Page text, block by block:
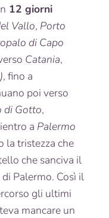
12 giorni
Vallo, Porto
di Capo
Catania,
, fino a
poi verso
di Gotto,
a Palermo
la tristezza che
che sanciva il
Palermo. Così il
gli ultimi
mancare un